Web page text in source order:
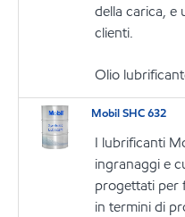
della carica, e
clienti.
Olio
Mobil SHC 632
I lubrificanti
ingranaggi e
progettati per
in termini di